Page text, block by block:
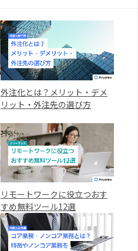
外注化とは？メリット・デメ
リット・外注先の選び方
リモートワークに役立つおす
すめ無料ツール12選